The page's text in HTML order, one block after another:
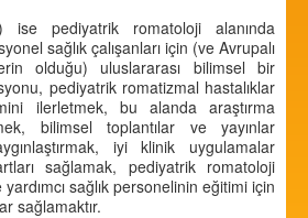
ise pediyatrik romatoloji alanında
sağlık çalışanları için (ve Avrupalı
olduğu) uluslararası bilimsel bir
pediyatrik romatizmal hastalıklar
ilerletmek, bu alanda araştırma
bilimsel toplantılar ve yayınlar
iyi klinik uygulamalar
sağlamak, pediyatrik romatoloji
sağlık personelinin eğitimi için
sağlamaktır.